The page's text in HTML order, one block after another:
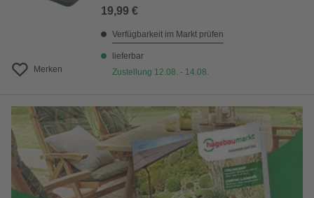
Merken
19,99 €
Verfügbarkeit im Markt prüfen
lieferbar
Zustellung 12.08. - 14.08.